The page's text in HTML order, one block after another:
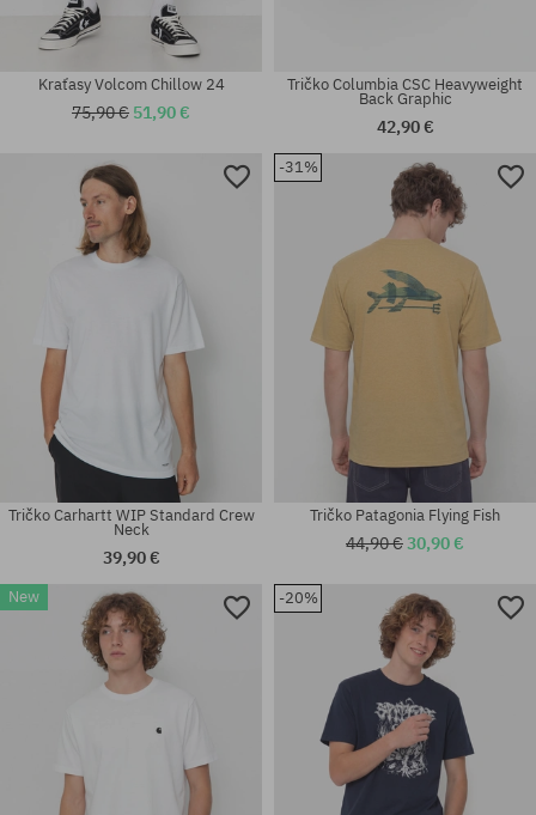
univerzálna veľkosť
Dostupné veľkosti:
Dostupné veľkosti:
32; 33; 34
Kraťasy Volcom Chillow 24
75,90 € 51,90 €
Dostupné veľkosti:
Tričko Columbia CSC Heavyweight
Back Graphic
42,90 €
Tričko Carhartt WIP Standard Crew
Neck
39,90 €
-31%
Tričko Patagonia Flying Fish
44,90 €30,90 €
New -20%